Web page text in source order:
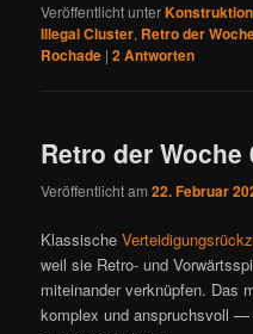
Veröffentlicht unterKonstruktion
Illegal Cluster, Retro der
Rochade |2Antworten
Retro der Woche
Veröffentlicht am22. Februar
Klassische
weil sie Retro- und
miteinander verknüpfen. Das
komplex und anspruchsvoll